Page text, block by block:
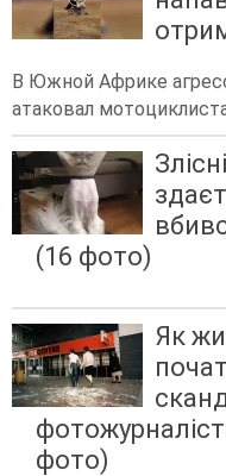
В Южной Африке
атаковал
(16 фото)
Як
фото)